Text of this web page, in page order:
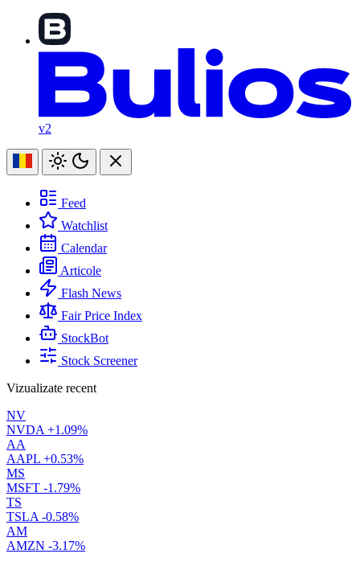
v2
Feed
Watchlist
Calendar
Articole
Flash News
Fair Price Index
StockBot
Stock Screener
Vizualizate recent
NV
NVDA +1.09%
AA
AAPL +0.53%
MS
MSFT -1.79%
TS
TSLA -0.58%
AM
AMZN -3.17%